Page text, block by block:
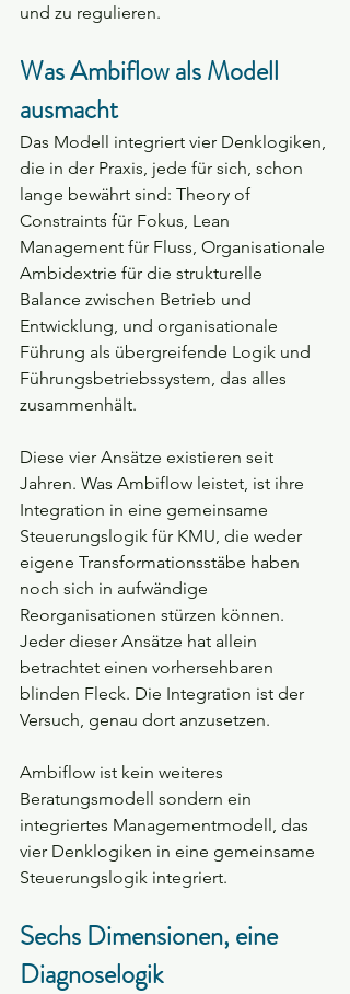
und zu regulieren.
Was Ambiflow als Modell
ausmacht
Das Modell integriert vier Denklogiken,
die in der Praxis, jede für sich, schon
lange bewährt sind: Theory of
Constraints für Fokus, Lean
Management für Fluss, Organisationale
Ambidextrie für die strukturelle
Balance zwischen Betrieb und
Entwicklung, und organisationale
Führung als übergreifende Logik und
Führungsbetriebssystem, das alles
zusammenhält.
Diese vier Ansätze existieren seit
Jahren. Was Ambiflow leistet, ist ihre
Integration in eine gemeinsame
Steuerungslogik für KMU, die weder
eigene Transformationsstäbe haben
noch sich in aufwändige
Reorganisationen stürzen können.
Jeder dieser Ansätze hat allein
betrachtet einen vorhersehbaren
blinden Fleck. Die Integration ist der
Versuch, genau dort anzusetzen.
Ambiflow ist kein weiteres
Beratungsmodell sondern ein
integriertes Managementmodell, das
vier Denklogiken in eine gemeinsame
Steuerungslogik integriert.
Sechs Dimensionen, eine
Diagnoselogik